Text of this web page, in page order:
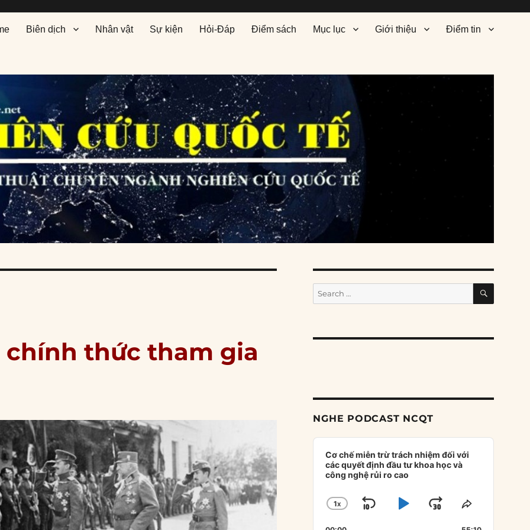
Biên dịch Nhân vật Sự kiện Hỏi-Đáp Điểm sách Mục lục Giới thiệu Điểm tin
chính thức tham gia
Search
for:
SEARCH
NGHE PODCAST NCQT
Audio
Player
Cơ chế miễn trừ trách nhiệm đối với
các quyết định đầu tư khoa học và
công nghệ rủi ro cao
CHANGE
1X
SKIPPLAYJUMPSHARE